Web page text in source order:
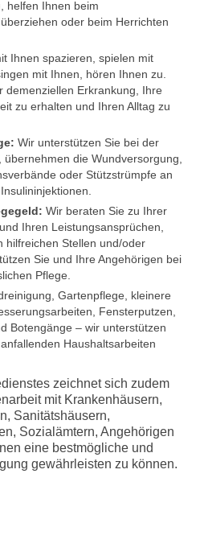
helfen Ihnen beim
oder beim Herrichten
Ihnen spazieren, spielen mit
mit Ihnen, hören Ihnen zu.
demenziellen Erkrankung, Ihre
zu erhalten und Ihren Alltag zu
Wir unterstützen Sie bei der
die Wundversorgung,
oder Stützstrümpfe an
Wir beraten Sie zu Ihrer
Ihren Leistungsansprüchen,
hilfreichen Stellen und/oder
Sie und Ihre Angehörigen bei
Pflege.
Gartenpflege, kleinere
Fensterputzen,
Botengänge – wir unterstützen
Haushaltsarbeiten
zeichnet sich zudem
mit Krankenhäusern,
Sanitätshäusern,
Sozialämtern, Angehörigen
eine bestmögliche und
gewährleisten zu können.